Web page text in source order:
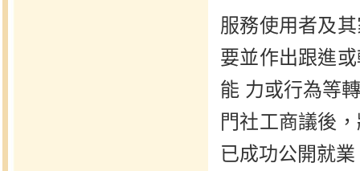
服務使用者及
要並作出跟進
能 力或行為等
門社工商議後
已成功公開就